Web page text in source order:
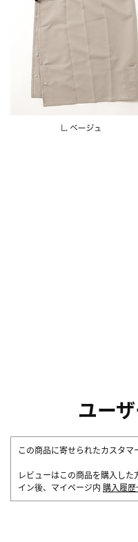
ユー
この商品に寄せられたカスタマ
レビューはこの商品を購入し
イン後、マイページ内 購入履